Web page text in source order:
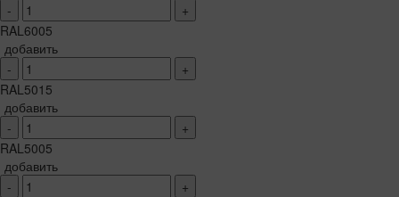
-
+
RAL6005
добавить
-
+
RAL5015
добавить
-
+
RAL5005
добавить
-
+